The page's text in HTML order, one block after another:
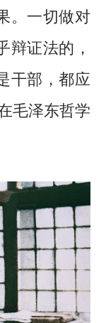
。一切做对
辩证法的，
干部，都应
毛泽东哲学